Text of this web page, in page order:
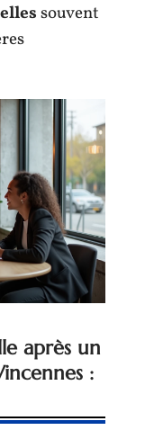
souvent
après un
: